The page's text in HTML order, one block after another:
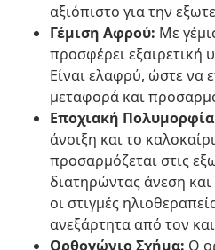
αξιόπιστο για την
Γέμιση Αφρού: Με
προσφέρει εξαιρετική
Είναι ελαφρύ, ώστε να
μεταφορά και
Εποχιακή
άνοιξη και το
προσαρμόζεται στις
διατηρώντας άνεση
οι στιγμές
ανεξάρτητα από τον
Ορθογώνιο Σχήμα: Ο